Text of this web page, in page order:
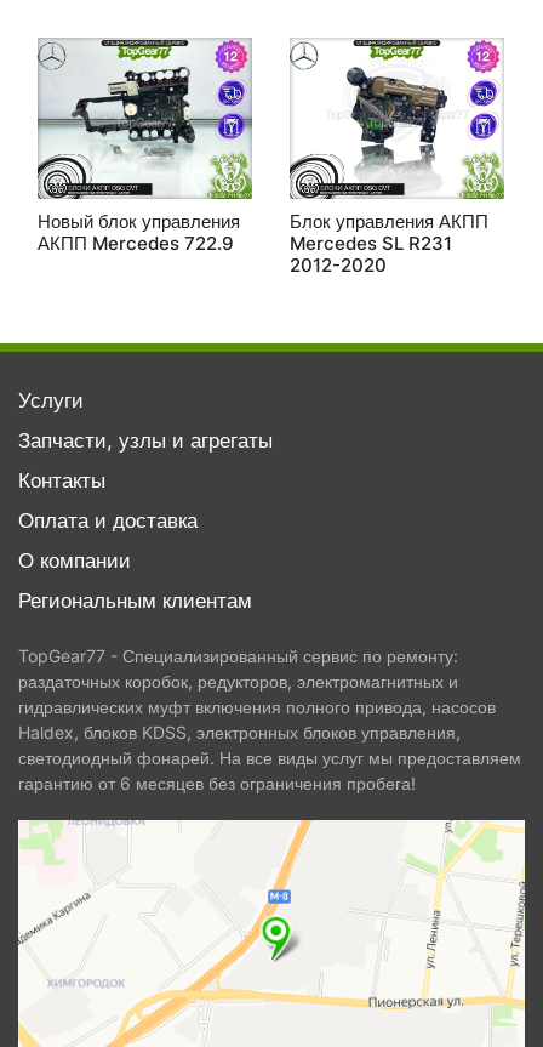
Новый блок управления
АКПП Mercedes 722.9
Блок управления АКПП
Mercedes SL R231
2012-2020
Услуги
Запчасти, узлы и агрегаты
Контакты
Оплата и доставка
О компании
Региональным клиентам
TopGear77 - Специализированный сервис по ремонту:
раздаточных коробок, редукторов, электромагнитных и
гидравлических муфт включения полного привода, насосов
Haldex, блоков KDSS, электронных блоков управления,
светодиодный фонарей. На все виды услуг мы предоставляем
гарантию от 6 месяцев без ограничения пробега!